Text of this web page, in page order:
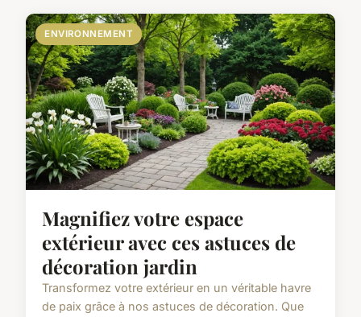
ENVIRONNEMENT
Magnifiez votre espace
extérieur avec ces astuces de
décoration jardin
Transformez votre extérieur en un véritable havre
de paix grâce à nos astuces de décoration. Que